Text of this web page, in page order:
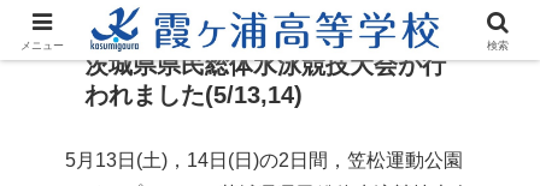
茨城県県民総体水泳競技大会が行
われました(5/13,14)
5月13日(土)，14日(日)の2日間，笠松運動公園
メニュー 検索